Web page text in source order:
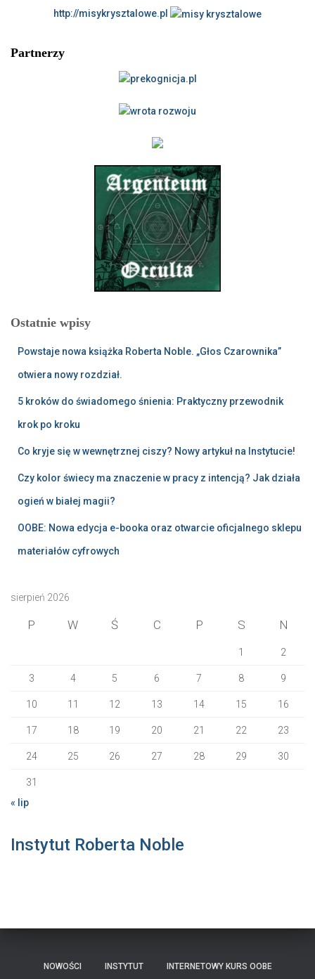
http://misykrysztalowe.pl
Partnerzy
Ostatnie wpisy
Powstaje nowa książka Roberta Noble. „Głos Czarownika”
otwiera nowy rozdział.
5 kroków do świadomego śnienia: Praktyczny przewodnik
krok po kroku
Co kryje się w wewnętrznej ciszy? Nowy artykuł na Instytucie!
Czy kolor świecy ma znaczenie w pracy z intencją? Jak działa
ogień w białej magii?
OOBE: Nowa edycja e-booka oraz otwarcie oficjalnego sklepu
materiałów cyfrowych
sierpień 2026
P W Ś C P S N
1 2
3 4 5 6 7 8 9
10 11 12 13 14 15 16
17 18 19 20 21 22 23
24 25 26 27 28 29 30
31
« lip
Instytut Roberta Noble
NOWOŚCI INSTYTUT INTERNETOWY KURS OOBE